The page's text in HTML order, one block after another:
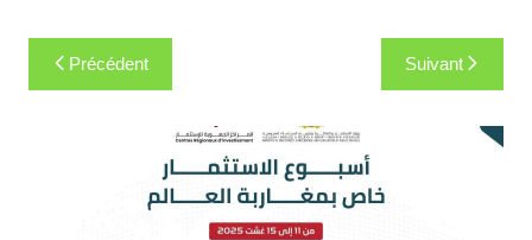
Navigation
de
Précédent Suivant